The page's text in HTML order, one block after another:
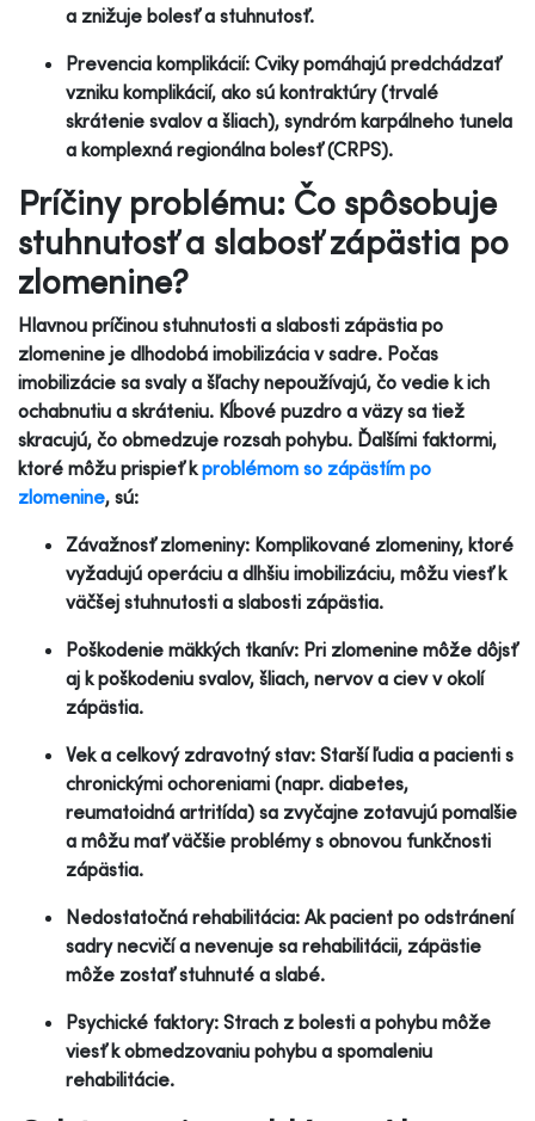
a znižuje bolesť a stuhnutosť.
Prevencia komplikácií: Cviky pomáhajú predchádzať
vzniku komplikácií, ako sú kontraktúry (trvalé
skrátenie svalov a šliach), syndróm karpálneho tunela
a komplexná regionálna bolesť (CRPS).
Príčiny problému: Čo spôsobuje
stuhnutosť a slabosť zápästia po
zlomenine?
Hlavnou príčinou stuhnutosti a slabosti zápästia po
zlomenine je dlhodobá imobilizácia v sadre. Počas
imobilizácie sa svaly a šľachy nepoužívajú, čo vedie k ich
ochabnutiu a skráteniu. Kĺbové puzdro a väzy sa tiež
skracujú, čo obmedzuje rozsah pohybu. Ďalšími faktormi,
ktoré môžu prispieť kproblémom so zápästím po
zlomenine, sú:
Závažnosť zlomeniny: Komplikované zlomeniny, ktoré
vyžadujú operáciu a dlhšiu imobilizáciu, môžu viesť k
väčšej stuhnutosti a slabosti zápästia.
Poškodenie mäkkých tkanív: Pri zlomenine môže dôjsť
aj k poškodeniu svalov, šliach, nervov a ciev v okolí
zápästia.
Vek a celkový zdravotný stav: Starší ľudia a pacienti s
chronickými ochoreniami (napr. diabetes,
reumatoidná artritída) sa zvyčajne zotavujú pomalšie
a môžu mať väčšie problémy s obnovou funkčnosti
zápästia.
Nedostatočná rehabilitácia: Ak pacient po odstránení
sadry necvičí a nevenuje sa rehabilitácii, zápästie
môže zostať stuhnuté a slabé.
Psychické faktory: Strach z bolesti a pohybu môže
viesť k obmedzovaniu pohybu a spomaleniu
rehabilitácie.